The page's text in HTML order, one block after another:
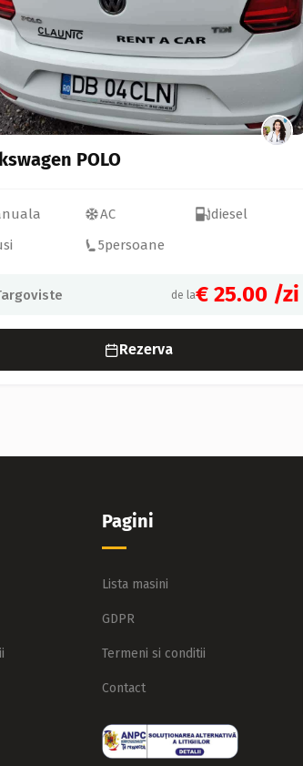
POLO
AC
diesel
5persoane
de la€ 25.00 /zi
Rezerva
Pagini
Lista masini
GDPR
Termeni si conditii
Contact